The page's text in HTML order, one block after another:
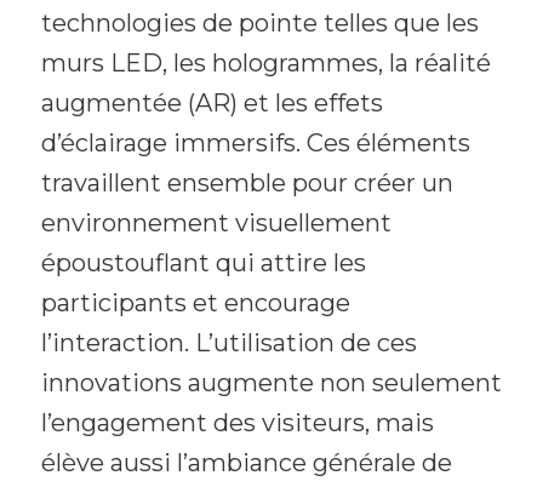
technologies de pointe telles que les
murs LED, les hologrammes, la réalité
augmentée (AR) et les effets
d’éclairage immersifs. Ces éléments
travaillent ensemble pour créer un
environnement visuellement
époustouflant qui attire les
participants et encourage
l’interaction. L’utilisation de ces
innovations augmente non seulement
l’engagement des visiteurs, mais
élève aussi l’ambiance générale de